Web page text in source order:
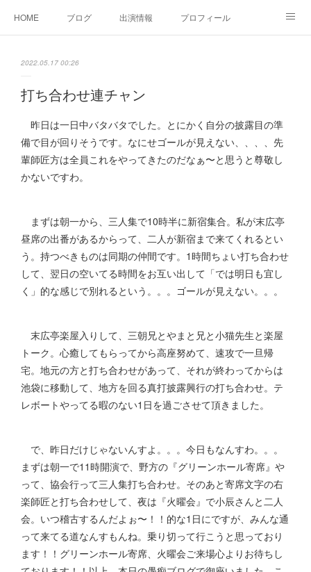
HOME ブログ 出演情報 プロフィール
2022.05.17 00:26
打ち合わせ連チャン
昨日は一日中バタバタでした。とにかく自分の披露目の準
備で目が回りそうです。なにせゴールが見えない、、、、先
輩師匠方は全員これをやってきたのだなぁ〜と思うと尊敬し
かないですわ。
まずは朝一から、三人集で10時半に新宿集合。私が末広亭
昼席の出番があるからって、二人が新宿まで来てくれるとい
う。持つべきものは同期の仲間です。1時間ちょい打ち合わせ
して、翌日の空いてる時間をお互い出して「では明日も宜し
く」的な感じで別れるという。。。ゴールが見えない。。。
末広亭楽屋入りして、三朝兄とやまと兄と小猫先生と楽屋
トーク。心癒してもらってから高座努めて、速攻で一旦帰
宅。地元の方と打ち合わせがあって、それが終わってからは
池袋に移動して、地方を回る真打披露興行の打ち合わせ。テ
レボートやってる暇のない1日を過ごさせて頂きました。
で、昨日だけじゃないんすよ。。。今日もなんすわ。。。
まずは朝一で11時開演で、野方の『グリーンホール寄席』や
って、協会行って三人集打ち合わせ。そのあと寄席文字の右
楽師匠と打ち合わせして、夜は『火曜会』で小辰さんと二人
会。いつ稽古するんだよぉ〜！！的な1日にですが、みんな通
って来てる道なんすもんね。乗り切って行こうと思っており
ます！！グリーンホール寄席、火曜会ご来場心よりお待ちし